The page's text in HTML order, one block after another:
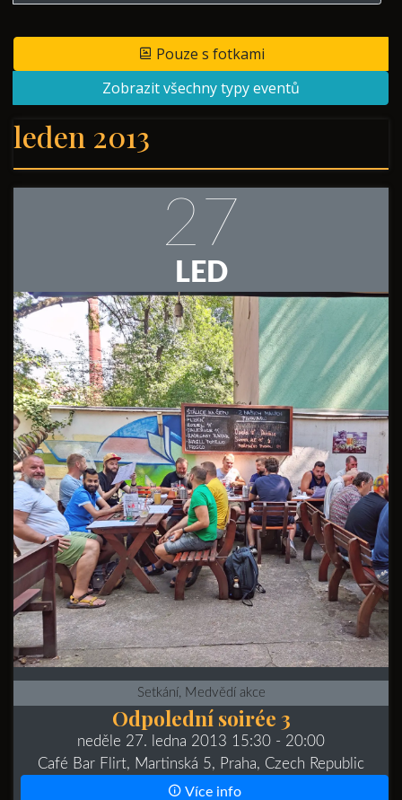
Pouze s fotkami
Zobrazit všechny typy eventů
leden 2013
27
LED
Setkání, Medvědí akce
Odpolední soirée 3
neděle 27. ledna 2013 15:30 - 20:00
Café Bar Flirt, Martinská 5, Praha, Czech Republic
Více info